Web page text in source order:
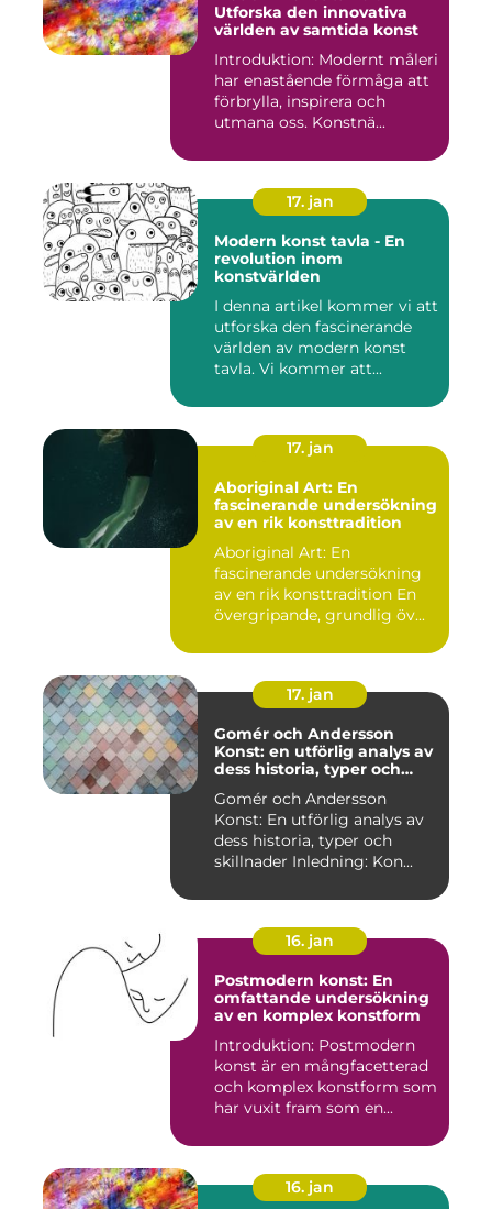
Utforska den innovativa
världen av samtida konst
Introduktion: Modernt måleri
har enastående förmåga att
förbrylla, inspirera och
utmana oss. Konstnä...
17. jan
Modern konst tavla - En
revolution inom
konstvärlden
I denna artikel kommer vi att
utforska den fascinerande
världen av modern konst
tavla. Vi kommer att...
17. jan
Aboriginal Art: En
fascinerande undersökning
av en rik konsttradition
Aboriginal Art: En
fascinerande undersökning
av en rik konsttradition En
övergripande, grundlig öv...
17. jan
Gomér och Andersson
Konst: en utförlig analys av
dess historia, typer och
Gomér och Andersson
Konst: En utförlig analys av
dess historia, typer och
skillnader Inledning: Kon...
16. jan
Postmodern konst: En
omfattande undersökning
av en komplex konstform
Introduktion: Postmodern
konst är en mångfacetterad
och komplex konstform som
har vuxit fram som en...
16. jan